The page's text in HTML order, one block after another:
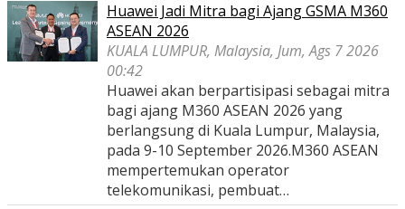
Huawei Jadi Mitra bagi Ajang GSMA M360
ASEAN 2026
KUALA LUMPUR, Malaysia, Jum, Ags 7 2026
00:42
Huawei akan berpartisipasi sebagai mitra
bagi ajang M360 ASEAN 2026 yang
berlangsung di Kuala Lumpur, Malaysia,
pada 9-10 September 2026.M360 ASEAN
mempertemukan operator
telekomunikasi, pembuat…